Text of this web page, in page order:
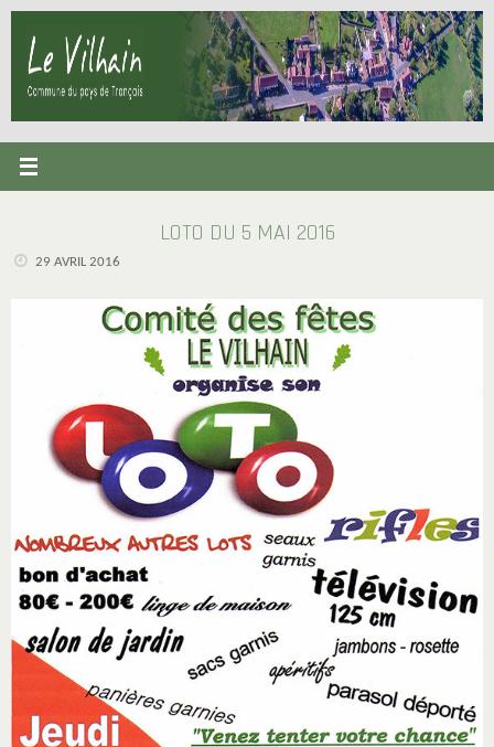
Passer
contenu
LOTO DU 5 MAI 2016
29 AVRIL 2016